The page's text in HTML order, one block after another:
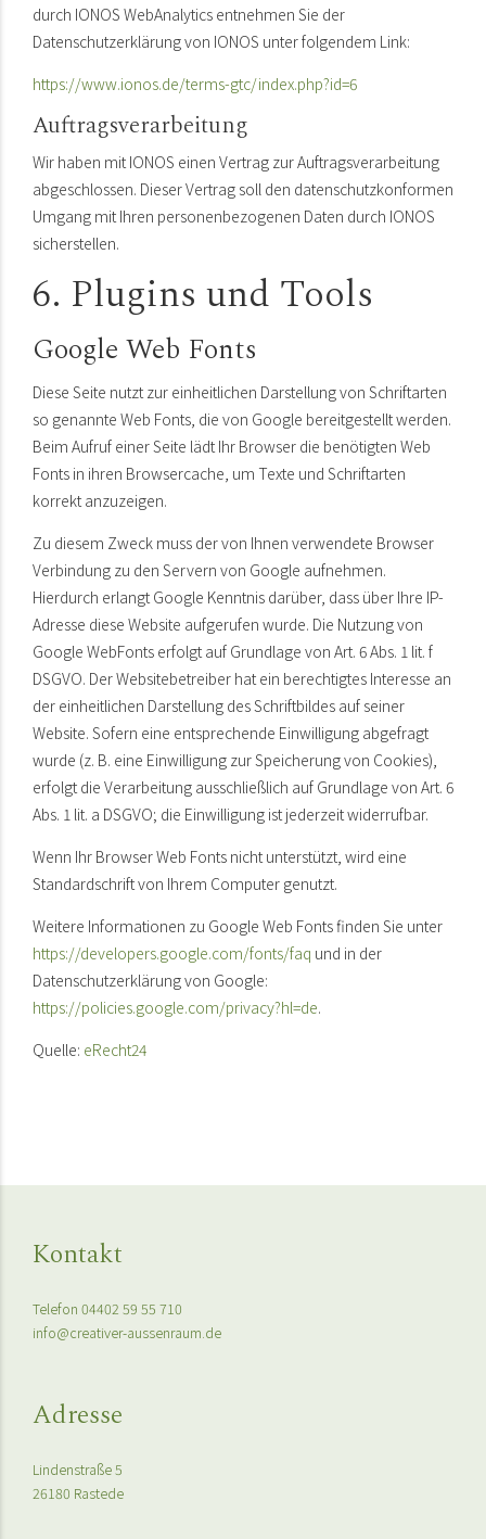
durch IONOS WebAnalytics entnehmen Sie der
Datenschutzerklärung von IONOS unter folgendem Link:
https://www.ionos.de/terms-gtc/index.php?id=6
Auftragsverarbeitung
Wir haben mit IONOS einen Vertrag zur Auftragsverarbeitung
abgeschlossen. Dieser Vertrag soll den datenschutzkonformen
Umgang mit Ihren personenbezogenen Daten durch IONOS
sicherstellen.
6. Plugins und Tools
Google Web Fonts
Diese Seite nutzt zur einheitlichen Darstellung von Schriftarten
so genannte Web Fonts, die von Google bereitgestellt werden.
Beim Aufruf einer Seite lädt Ihr Browser die benötigten Web
Fonts in ihren Browsercache, um Texte und Schriftarten
korrekt anzuzeigen.
Zu diesem Zweck muss der von Ihnen verwendete Browser
Verbindung zu den Servern von Google aufnehmen.
Hierdurch erlangt Google Kenntnis darüber, dass über Ihre IP-
Adresse diese Website aufgerufen wurde. Die Nutzung von
Google WebFonts erfolgt auf Grundlage von Art. 6 Abs. 1 lit. f
DSGVO. Der Websitebetreiber hat ein berechtigtes Interesse an
der einheitlichen Darstellung des Schriftbildes auf seiner
Website. Sofern eine entsprechende Einwilligung abgefragt
wurde (z. B. eine Einwilligung zur Speicherung von Cookies),
erfolgt die Verarbeitung ausschließlich auf Grundlage von Art. 6
Abs. 1 lit. a DSGVO; die Einwilligung ist jederzeit widerrufbar.
Wenn Ihr Browser Web Fonts nicht unterstützt, wird eine
Standardschrift von Ihrem Computer genutzt.
Weitere Informationen zu Google Web Fonts finden Sie unter
https://developers.google.com/fonts/faq und in der
Datenschutzerklärung von Google:
https://policies.google.com/privacy?hl=de.
Quelle: eRecht24
Kontakt
Telefon 04402 59 55 710
info@creativer-aussenraum.de
Adresse
Lindenstraße 5
26180 Rastede